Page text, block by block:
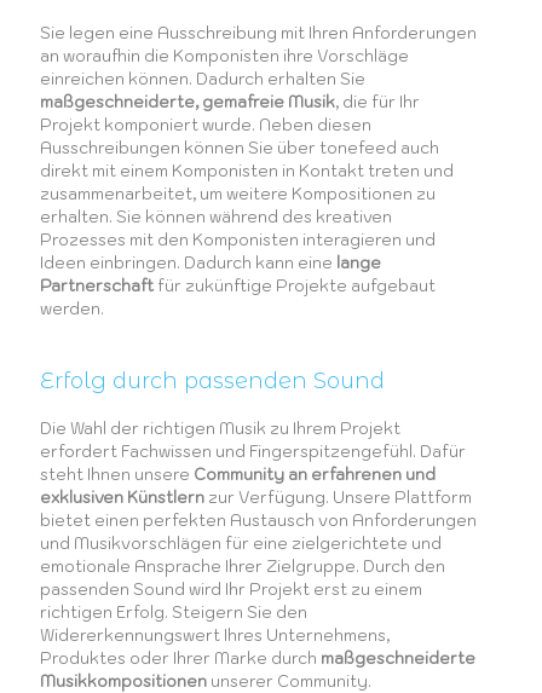
Sie legen eine Ausschreibung mit Ihren Anforderungen
an woraufhin die Komponisten ihre Vorschläge
einreichen können. Dadurch erhalten Sie
maßgeschneiderte, gemafreie Musik, die für Ihr
Projekt komponiert wurde. Neben diesen
Ausschreibungen können Sie über tonefeed auch
direkt mit einem Komponisten in Kontakt treten und
zusammenarbeitet, um weitere Kompositionen zu
erhalten. Sie können während des kreativen
Prozesses mit den Komponisten interagieren und
Ideen einbringen. Dadurch kann eine lange
Partnerschaft für zukünftige Projekte aufgebaut
werden.
Erfolg durch passenden Sound
Die Wahl der richtigen Musik zu Ihrem Projekt
erfordert Fachwissen und Fingerspitzengefühl. Dafür
steht Ihnen unsere Community an erfahrenen und
exklusiven Künstlern zur Verfügung. Unsere Plattform
bietet einen perfekten Austausch von Anforderungen
und Musikvorschlägen für eine zielgerichtete und
emotionale Ansprache Ihrer Zielgruppe. Durch den
passenden Sound wird Ihr Projekt erst zu einem
richtigen Erfolg. Steigern Sie den
Widererkennungswert Ihres Unternehmens,
Produktes oder Ihrer Marke durch maßgeschneiderte
Musikkompositionen unserer Community.